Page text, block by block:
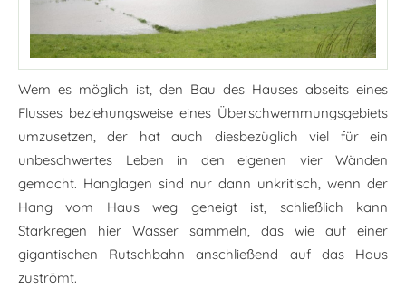
Wem es möglich ist, den Bau des Hauses abseits eines
Flusses beziehungsweise eines Überschwemmungsgebiets
umzusetzen, der hat auch diesbezüglich viel für ein
unbeschwertes Leben in den eigenen vier Wänden
gemacht. Hanglagen sind nur dann unkritisch, wenn der
Hang vom Haus weg geneigt ist, schließlich kann
Starkregen hier Wasser sammeln, das wie auf einer
gigantischen Rutschbahn anschließend auf das Haus
zuströmt.